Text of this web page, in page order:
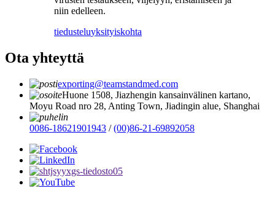
niin edelleen.
tiedusteluyksityiskohta
Ota yhteyttä
exporting@teamstandmed.com
Huone 1508, Jiazhengin kansainvälinen kartano,
Moyu Road nro 28, Anting Town, Jiadingin alue, Shanghai
0086-18621901943 /(00)86-21-69892058